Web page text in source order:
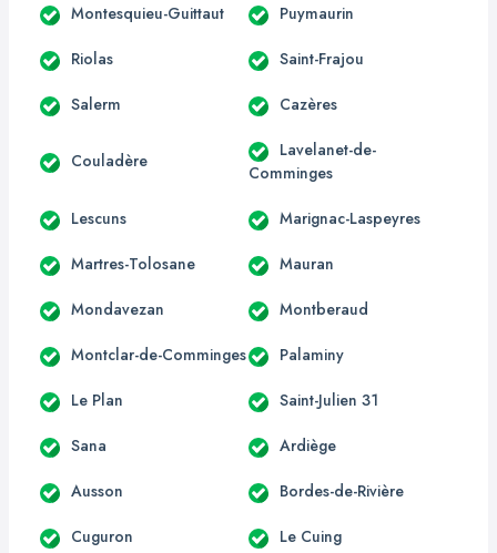
Montesquieu-Guittaut Puymaurin
Riolas Saint-Frajou
Salerm Cazères
Couladère
Lavelanet-de-
Comminges
Lescuns Marignac-Laspeyres
Martres-Tolosane Mauran
Mondavezan Montberaud
Montclar-de-Comminges Palaminy
Le Plan Saint-Julien 31
Sana Ardiège
Ausson Bordes-de-Rivière
Cuguron Le Cuing